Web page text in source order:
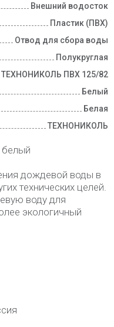
Внешний водосток
Пластик (ПВХ)
Отвод для сбора воды
Полукруглая
ТЕХНОНИКОЛЬ ПВХ 125/82
Белый
Белая
ТЕХНОНИКОЛЬ
дождевой воды в
технических целей.
воду для
экологичный